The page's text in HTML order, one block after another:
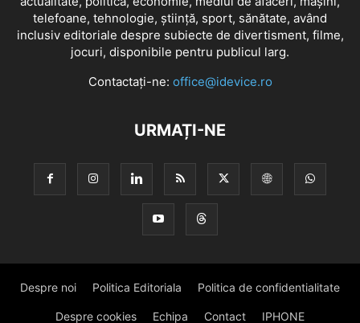
telefoane, tehnologie, știință, sport, sănătate, având
inclusiv editoriale despre subiecte de divertisment, filme,
jocuri, disponibile pentru publicul larg.
Contactați-ne: office@idevice.ro
URMAȚI-NE
Despre noi Politica Editoriala Politica de confidentialitate
Despre cookies Echipa Contact IPHONE